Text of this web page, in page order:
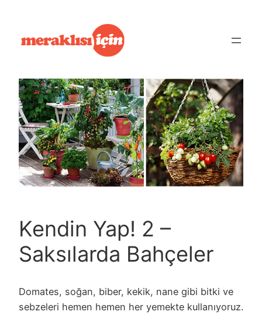
Kendin Yap! 2 –
Saksılarda Bahçeler
Domates, soğan, biber, kekik, nane gibi bitki ve
sebzeleri hemen hemen her yemekte kullanıyoruz.